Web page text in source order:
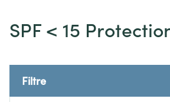
SPF < 15
Filtre